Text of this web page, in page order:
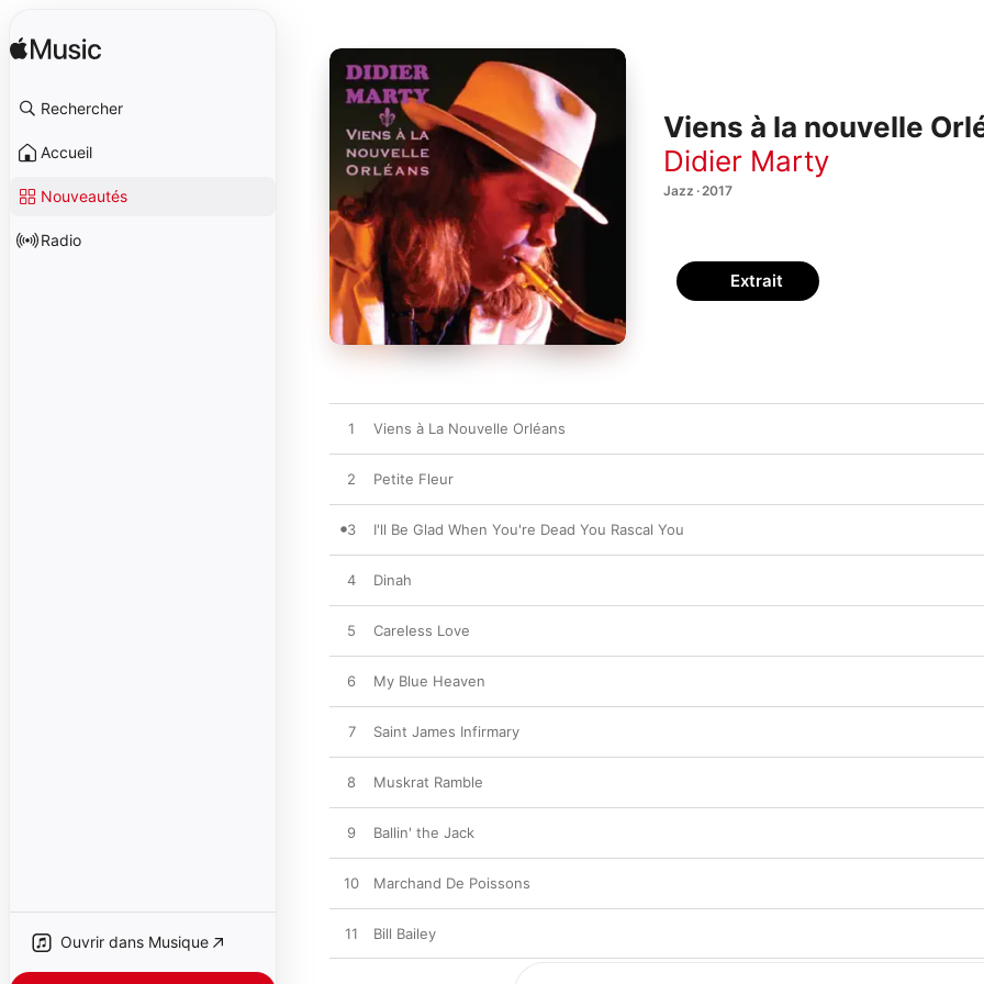
Rechercher
Accueil
Nouveautés
Radio
Ouvrir dans Musique
Viens à la nouvelle
Didier Marty
Jazz · 2017
Extrait
1 Viens à La Nouvelle Orléans
2 Petite Fleur
3 I'll Be Glad When You're Dead You Rascal You
4 Dinah
5 Careless Love
6 My Blue Heaven
7 Saint James Infirmary
8 Muskrat Ramble
9 Ballin' the Jack
10 Marchand De Poissons
11 Bill Bailey